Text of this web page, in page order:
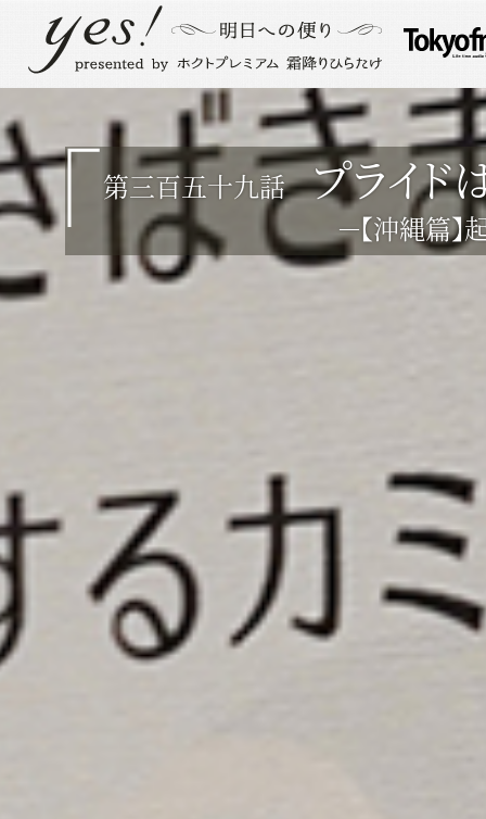
第三百五十九話 プライ
－【沖縄篇